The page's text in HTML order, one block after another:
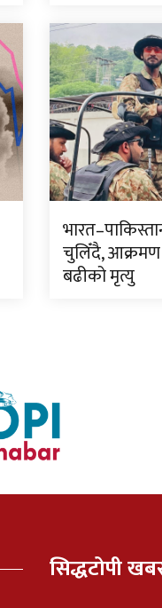
चुलिँदै, आक्रमण
बढीको मृत्यु
सिद्धटोपी